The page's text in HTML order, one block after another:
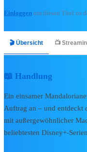
🎬 Kino & Streaming
Einloggen um diesen Titel zu
🎬 Übersicht 📺
📖 Handlung
Ein einsamer
Auftrag an – und entdeckt
mit außergewöhnlicher
beliebtesten Disney+-